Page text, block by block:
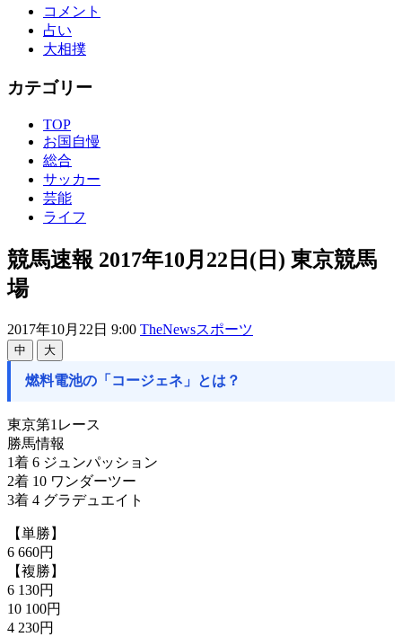
コメント
占い
大相撲
カテゴリー
TOP
お国自慢
総合
サッカー
芸能
ライフ
競馬速報 2017年10月22日(日) 東京競馬
場
2017年10月22日 9:00 TheNewsスポーツ
中 大
燃料電池の「コージェネ」とは？
東京第1レース
勝馬情報
1着 6 ジュンパッション
2着 10 ワンダーツー
3着 4 グラデュエイト
【単勝】
6 660円
【複勝】
6 130円
10 100円
4 230円